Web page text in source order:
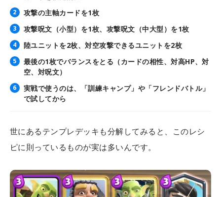
攻撃の主軸カードを1枚
攻撃呪文（小型）を1枚、攻撃呪文（中大型）を1枚
陸ユニットを2枚、対空攻撃できるユニットを2枚
最後の1枚でバランスをとる（カードの相性、対高HP、対
空、対呪文）
実戦で使うのは、「訓練キャンプ」や「フレンドバトル」
で試してから
世にあるテンプレデッキも分解してみると、このレシ
ピに則っているものが実は多いんです。